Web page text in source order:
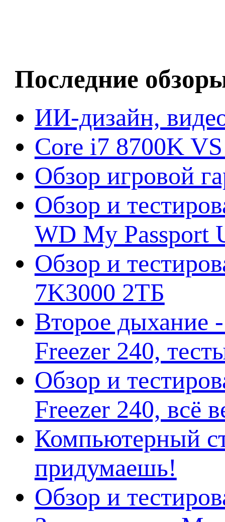
Последние
ИИ-дизайн,
Core i7 8700K
Обзор игровой
Обзор и
WD My Passport
Обзор и
7K3000 2ТБ
Второе дыхание
Freezer 240,
Обзор и
Freezer 240, всё
Компьютерный
придумаешь!
Обзор и